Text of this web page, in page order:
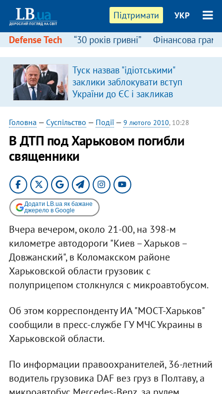
Підтримати УКР
Defense Tech “30 років гривні” Фінансова
Туск назвав "ідіотськими"
заклики заблокувати вступ
України до ЄС і закликав
припинити антиукраїнську
риторику
Головна — Суспільство — Події— 9 лютого 2010, 10:28
В ДТП под Харьковом погибли
священники
Додати LB.ua як бажане
джерело в Google
Вчера вечером, около 21-00, на 398-м
километре автодороги "Киев – Харьков –
Довжанский", в Коломакском районе
Харьковской области грузовик с
полуприцепом столкнулся с микроавтобусом.
Об этом корреспонденту ИА "МОСТ-Харьков"
сообщили в пресс-службе ГУ МЧС Украины в
Харьковской области.
По информации правоохранителей, 36-летний
водитель грузовика DAF вез груз в Полтаву, а